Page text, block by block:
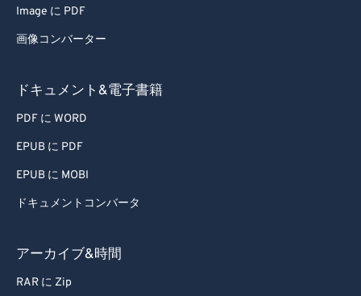
Image に PDF
画像コンバーター
ドキュメント&電子書籍
PDF に WORD
EPUB に PDF
EPUB に MOBI
ドキュメントコンバータ
アーカイブ&時間
RAR に Zip